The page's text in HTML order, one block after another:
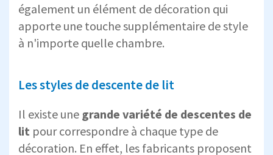
également un élément de décoration qui
apporte une touche supplémentaire de style
à n'importe quelle chambre.
Les styles de descente de lit
Il existe une grande variété de descentes de
lit pour correspondre à chaque type de
décoration. En effet, les fabricants proposent